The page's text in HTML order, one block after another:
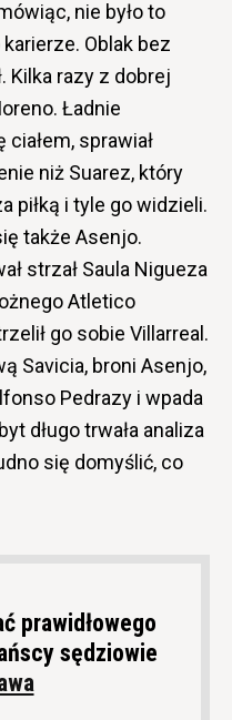
nie było to
Oblak bez
Kilka razy z dobrej
Ładnie
ciałem, sprawiał
niż Suarez, który
piłką i tyle go widzieli.
także Asenjo.
strzał Saula Nigueza
Atletico
go sobie Villarreal.
Savicia, broni Asenjo,
Pedrazy i wpada
długo trwała analiza
się domyślić, co
prawidłowego
sędziowie